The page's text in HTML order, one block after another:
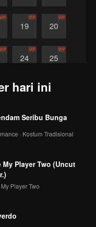
VIP
19
VIP
20
VIP
VIP
24
VIP
25
VIP
hari ini
Seribu Bunga
· Kostum Tradisional
My Player Two (Uncut
Player Two